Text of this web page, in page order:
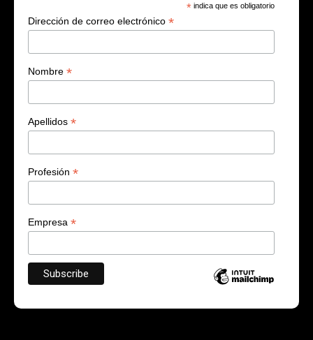
* indica que es obligatorio
Dirección de correo electrónico *
Nombre *
Apellidos *
Profesión *
Empresa *